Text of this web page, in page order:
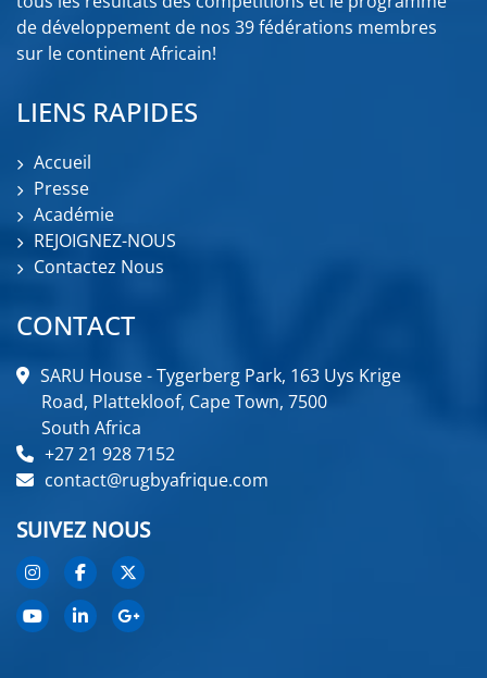
de développement de nos 39 fédérations membres
sur le continent Africain!
LIENS RAPIDES
Accueil
Presse
Académie
REJOIGNEZ-NOUS
Contactez Nous
CONTACT
SARU House - Tygerberg Park, 163 Uys Krige
Road, Plattekloof, Cape Town, 7500
South Africa
+27 21 928 7152
contact@rugbyafrique.com
SUIVEZ NOUS